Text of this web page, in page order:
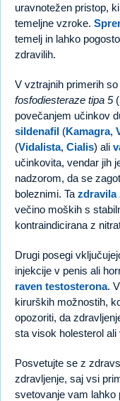
uravnotežen pristop,
temeljne vzroke.
temelj in lahko
zdravilih.
V vztrajnih primerih
fosfodiesteraze tipa 5
povečanjem učinkov
sildenafil (Kamagra,
(Vidalista, Cialis) ali
učinkovita, vendar jih
nadzorom, da se
boleznimi. Ta zdravila
večino moških s
kontraindicirana z
Drugi posegi
injekcije v penis ali
raven testosterona.
kirurških možnostih,
opozoriti, da
sta visok holesterol
Posvetujte se z
zdravljenje, saj vsi
svetovanje vam lahko